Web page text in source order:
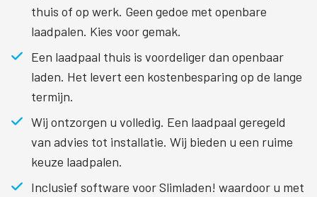
thuis of op werk. Geen gedoe met openbare
laadpalen. Kies voor gemak.
Een laadpaal thuis is voordeliger dan openbaar
laden. Het levert een kostenbesparing op de lange
termijn.
Wij ontzorgen u volledig. Een laadpaal geregeld
van advies tot installatie. Wij bieden u een ruime
keuze laadpalen.
Inclusief software voor Slimladen! waardoor u met